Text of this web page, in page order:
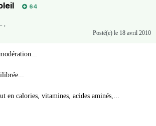
64
,
Posté(e) le 18 avril 2010
en calories, vitamines, acides aminés,...